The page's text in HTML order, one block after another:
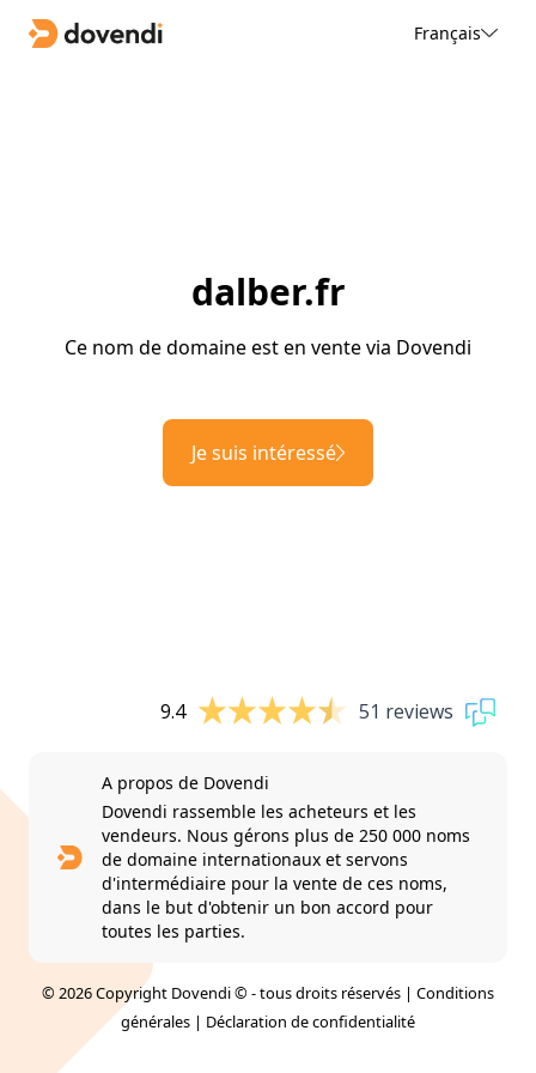
Français
dalber.fr
Ce nom de domaine est en vente via Dovendi
Je suis intéressé
9.4 51 reviews
A propos de Dovendi
Dovendi rassemble les acheteurs et les
vendeurs. Nous gérons plus de 250 000 noms
de domaine internationaux et servons
d'intermédiaire pour la vente de ces noms,
dans le but d'obtenir un bon accord pour
toutes les parties.
© 2026 Copyright Dovendi © - tous droits réservés | Conditions
générales | Déclaration de confidentialité